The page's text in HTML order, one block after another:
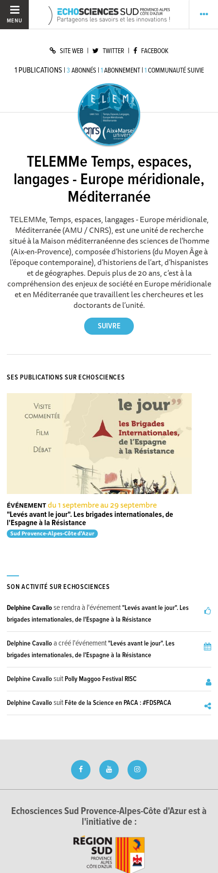
MENU
SITE WEB | TWITTER | FACEBOOK
1 PUBLICATIONS | 3 ABONNÉS | 1ABONNEMENT | 1COMMUNAUTÉ SUIVIE
TELEMMe Temps, espaces,
langages - Europe méridionale,
Méditerranée
TELEMMe, Temps, espaces, langages - Europe méridionale,
Méditerranée (AMU / CNRS), est une unité de recherche
situé à la Maison méditerranéenne des sciences de l'homme
(Aix-en-Provence), composée d’historiens (du Moyen Âge à
l’époque contemporaine), d’historiens de l’art, d’hispanistes
et de géographes. Depuis plus de 20 ans, c’est à la
compréhension des enjeux de société en Europe méridionale
et en Méditerranée que travaillent les chercheures et les
doctorants de l’unité.
SES PUBLICATIONS SUR ECHOSCIENCES
ÉVÉNEMENTdu 1 septembre au 29 septembre
"Levés avant le jour". Les brigades internationales, de
l'Espagne à la Résistance
Sud Provence-Alpes-Côte d'Azur
SON ACTIVITÉ SUR ECHOSCIENCES
Delphine Cavallose rendra à l'événement"Levés avant le jour". Les
brigades internationales, de l'Espagne à la Résistance
Delphine Cavalloa créé l'événement"Levés avant le jour". Les
brigades internationales, de l'Espagne à la Résistance
Delphine CavallosuitPolly Maggoo Festival RISC
Delphine CavallosuitFête de la Science en PACA : #FDSPACA
Echosciences Sud Provence-Alpes-Côte d'Azur est à
l'initiative de :